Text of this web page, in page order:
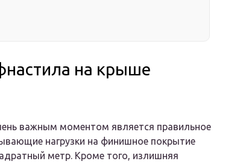
на крыше
важным моментом является правильное
нагрузки на финишное покрытие
метр. Кроме того, излишняя